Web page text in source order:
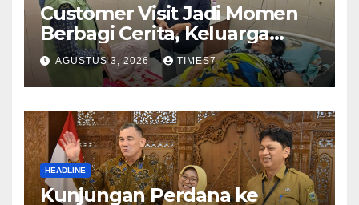
Customer Visit Jadi Momen
Berbagi Cerita, Keluarga
Nurhayati Rasakan Manfaat
NyataProgram JKN
AGUSTUS 3, 2026 TIMES7
HEADLINE
Kunjungan Perdana ke